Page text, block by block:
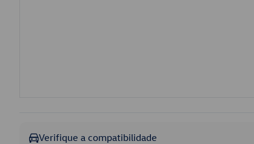
Verifique a compatibilidade